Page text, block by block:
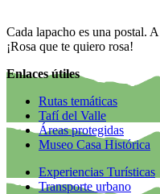
Cada lapacho es una postal.
¡Rosa que te quiero rosa!
Enlaces útiles
Rutas temáticas
Tafí del Valle
Áreas protegidas
Museo Casa Histórica
Experiencias Turísticas
Transporte urbano